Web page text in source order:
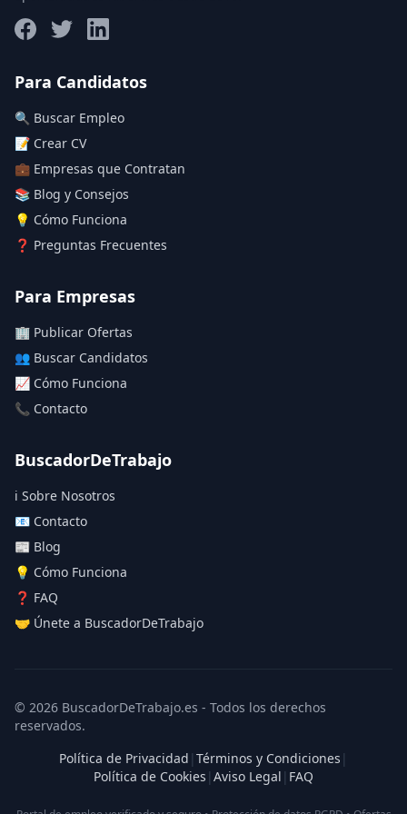
Deja vacío para "sin límite"
Aplicar filtros
Para Candidatos
🔍 Buscar Empleo
📝 Crear CV
💼 Empresas que Contratan
📚 Blog y Consejos
💡 Cómo Funciona
❓ Preguntas Frecuentes
Para Empresas
🏢 Publicar Ofertas
👥 Buscar Candidatos
📈 Cómo Funciona
📞 Contacto
BuscadorDeTrabajo
ℹ️ Sobre Nosotros
📧 Contacto
📰 Blog
💡 Cómo Funciona
❓ FAQ
🤝 Únete a BuscadorDeTrabajo
© 2026 BuscadorDeTrabajo.es - Todos los derechos
reservados.
Política de Privacidad | Términos y Condiciones |
Política de Cookies | Aviso Legal | FAQ